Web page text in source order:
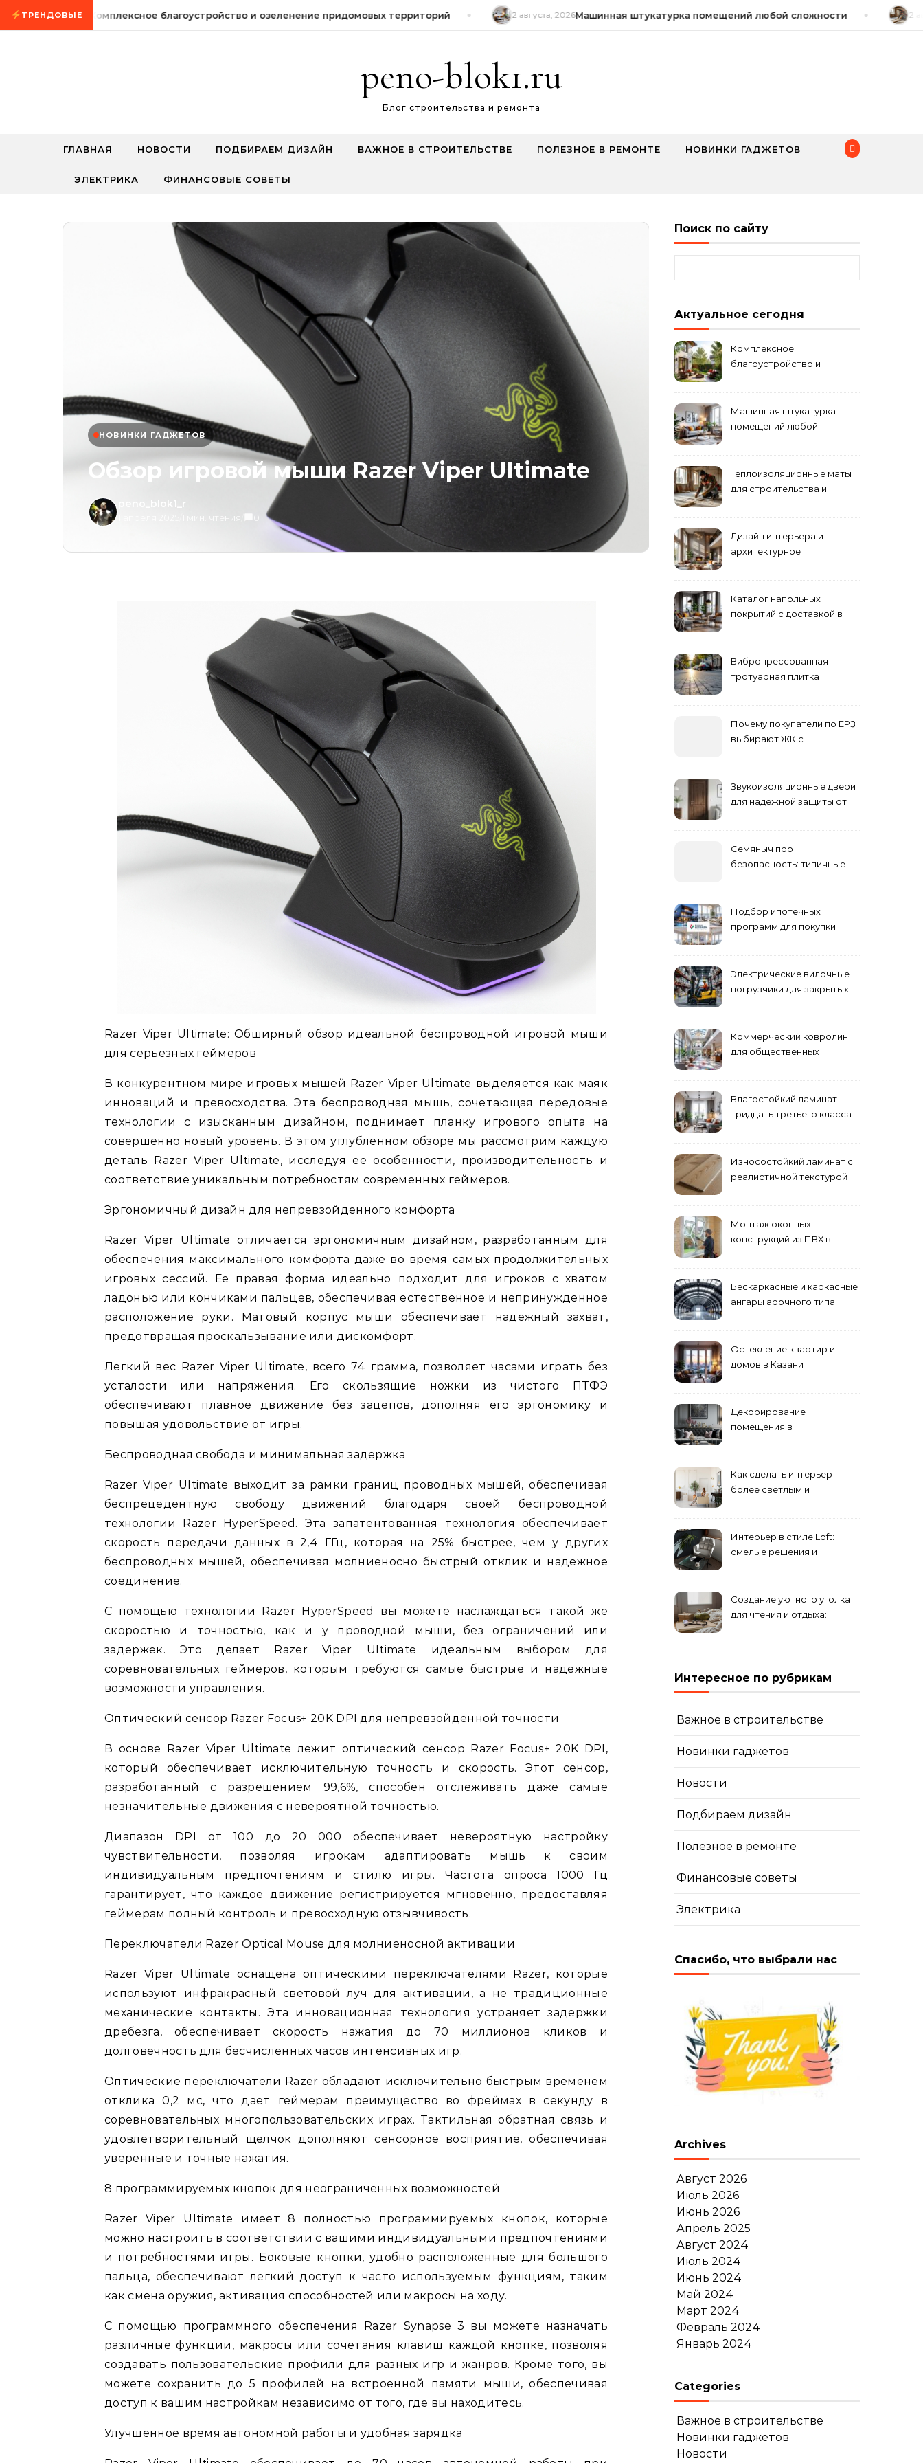
Промотать к содержимому
ТРЕНДОВЫЕ
5 августа, 2026Комплексное благоустройство и озеленение придомовых территорий 2 августа, 2026Машинная штукатурка помещений любой сложности 2
peno-blok1.ru
Блог строительства и ремонта
ГЛАВНАЯ НОВОСТИ ПОДБИРАЕМ ДИЗАЙН ВАЖНОЕ В СТРОИТЕЛЬСТВЕ ПОЛЕЗНОЕ В РЕМОНТЕ НОВИНКИ ГАДЖЕТОВ
ЭЛЕКТРИКА ФИНАНСОВЫЕ СОВЕТЫ
НОВИНКИ ГАДЖЕТОВ
Обзор игровой мыши Razer Viper Ultimate
peno_blok1_r
1 мин. чтения 0
Razer Viper Ultimate: Обширный обзор идеальной беспроводной игровой мыши
для серьезных геймеров
В конкурентном мире игровых мышей Razer Viper Ultimate выделяется как маяк
инноваций и превосходства. Эта беспроводная мышь, сочетающая передовые
технологии с изысканным дизайном, поднимает планку игрового опыта на
совершенно новый уровень. В этом углубленном обзоре мы рассмотрим каждую
деталь Razer Viper Ultimate, исследуя ее особенности, производительность и
соответствие уникальным потребностям современных геймеров.
Эргономичный дизайн для непревзойденного комфорта
Razer Viper Ultimate отличается эргономичным дизайном, разработанным для
обеспечения максимального комфорта даже во время самых продолжительных
игровых сессий. Ее правая форма идеально подходит для игроков с хватом
ладонью или кончиками пальцев, обеспечивая естественное и непринужденное
расположение руки. Матовый корпус мыши обеспечивает надежный захват,
предотвращая проскальзывание или дискомфорт.
Легкий вес Razer Viper Ultimate, всего 74 грамма, позволяет часами играть без
усталости или напряжения. Его скользящие ножки из чистого ПТФЭ
обеспечивают плавное движение без зацепов, дополняя его эргономику и
повышая удовольствие от игры.
Беспроводная свобода и минимальная задержка
Razer Viper Ultimate выходит за рамки границ проводных мышей, обеспечивая
беспрецедентную свободу движений благодаря своей беспроводной
технологии Razer HyperSpeed. Эта запатентованная технология обеспечивает
скорость передачи данных в 2,4 ГГц, которая на 25% быстрее, чем у других
беспроводных мышей, обеспечивая молниеносно быстрый отклик и надежное
соединение.
С помощью технологии Razer HyperSpeed вы можете наслаждаться такой же
скоростью и точностью, как и у проводной мыши, без ограничений или
задержек. Это делает Razer Viper Ultimate идеальным выбором для
соревновательных геймеров, которым требуются самые быстрые и надежные
возможности управления.
Оптический сенсор Razer Focus+ 20K DPI для непревзойденной точности
В основе Razer Viper Ultimate лежит оптический сенсор Razer Focus+ 20K DPI,
который обеспечивает исключительную точность и скорость. Этот сенсор,
разработанный с разрешением 99,6%, способен отслеживать даже самые
незначительные движения с невероятной точностью.
Диапазон DPI от 100 до 20 000 обеспечивает невероятную настройку
чувствительности, позволяя игрокам адаптировать мышь к своим
индивидуальным предпочтениям и стилю игры. Частота опроса 1000 Гц
гарантирует, что каждое движение регистрируется мгновенно, предоставляя
геймерам полный контроль и превосходную отзывчивость.
Переключатели Razer Optical Mouse для молниеносной активации
Razer Viper Ultimate оснащена оптическими переключателями Razer, которые
используют инфракрасный световой луч для активации, а не традиционные
механические контакты. Эта инновационная технология устраняет задержки
дребезга, обеспечивает скорость нажатия до 70 миллионов кликов и
долговечность для бесчисленных часов интенсивных игр.
Оптические переключатели Razer обладают исключительно быстрым временем
отклика 0,2 мс, что дает геймерам преимущество во фреймах в секунду в
соревновательных многопользовательских играх. Тактильная обратная связь и
удовлетворительный щелчок дополняют сенсорное восприятие, обеспечивая
уверенные и точные нажатия.
8 программируемых кнопок для неограниченных возможностей
Razer Viper Ultimate имеет 8 полностью программируемых кнопок, которые
можно настроить в соответствии с вашими индивидуальными предпочтениями
и потребностями игры. Боковые кнопки, удобно расположенные для большого
пальца, обеспечивают легкий доступ к часто используемым функциям, таким
как смена оружия, активация способностей или макросы на ходу.
С помощью программного обеспечения Razer Synapse 3 вы можете назначать
различные функции, макросы или сочетания клавиш каждой кнопке, позволяя
создавать пользовательские профили для разных игр и жанров. Кроме того, вы
можете сохранить до 5 профилей на встроенной памяти мыши, обеспечивая
доступ к вашим настройкам независимо от того, где вы находитесь.
Улучшенное время автономной работы и удобная зарядка
Поиск по сайту
Актуальное сегодня
Комплексное
благоустройство и
Машинная штукатурка
помещений любой
Теплоизоляционные маты
для строительства и
Дизайн интерьера и
архитектурное
Каталог напольных
покрытий с доставкой в
Вибропрессованная
тротуарная плитка
Почему покупатели по ЕРЗ
выбирают ЖК с
Звукоизоляционные двери
для надежной защиты от
Семяныч про
безопасность: типичные
Подбор ипотечных
программ для покупки
Электрические вилочные
погрузчики для закрытых
Коммерческий ковролин
для общественных
Влагостойкий ламинат
тридцать третьего класса
Износостойкий ламинат с
реалистичной текстурой
Монтаж оконных
конструкций из ПВХ в
Бескаркасные и каркасные
ангары арочного типа
Остекление квартир и
домов в Казани
Декорирование
помещения в
направлений для создания
уникального комплекса
Как сделать интерьер
более светлым и
помещения
Интерьер в стиле Loft:
смелые решения и
Создание уютного уголка
для чтения и отдыха:
Интересное по рубрикам
Важное в строительстве
Новинки гаджетов
Новости
Подбираем дизайн
Полезное в ремонте
Финансовые советы
Электрика
Спасибо, что выбрали нас
Archives
Август 2026
Июль 2026
Июнь 2026
Апрель 2025
Август 2024
Июль 2024
Июнь 2024
Май 2024
Март 2024
Февраль 2024
Январь 2024
Categories
Важное в строительстве
Новинки гаджетов
Новости